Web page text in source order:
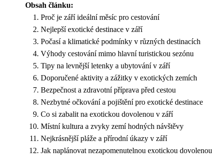
Obsah článku:
Proč je září ideální měsíc pro cestování
Nejlepší exotické destinace v září
Počasí a klimatické podmínky v různých destinacích
Výhody cestování mimo hlavní turistickou sezónu
Tipy na levnější letenky a ubytování v září
Doporučené aktivity a zážitky v exotických zemích
Bezpečnost a zdravotní příprava před cestou
Nezbytné očkování a pojištění pro exotické destinace
Co si zabalit na exotickou dovolenou v září
Místní kultura a zvyky zemí hodných návštěvy
Nejkrásnější pláže a přírodní úkazy v září
Jak naplánovat nezapomenutelnou exotickou dovolenou